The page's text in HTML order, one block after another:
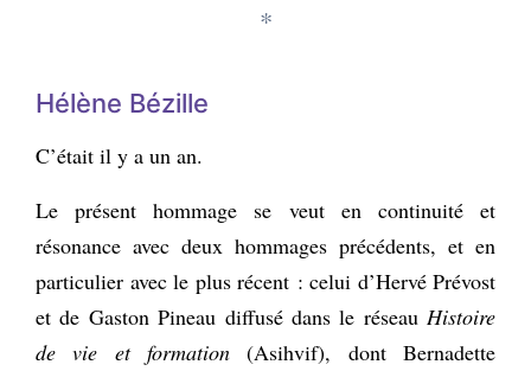
*
Hélène Bézille
C’était il y a un an.
Le présent hommage se veut en continuité et
résonance avec deux hommages précédents, et en
particulier avec le plus récent : celui d’Hervé Prévost
et de Gaston Pineau diffusé dans le réseau Histoire
de vie et formation (Asihvif), dont Bernadette